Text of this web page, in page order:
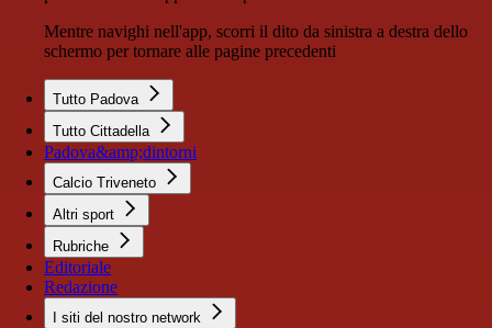
Mentre navighi nell'app, scorri il dito da sinistra a destra dello
schermo per tornare alle pagine precedenti
Tutto Padova
Tutto Cittadella
Padova&amp;dintorni
Calcio Triveneto
Altri sport
Rubriche
Editoriale
Redazione
I siti del nostro network